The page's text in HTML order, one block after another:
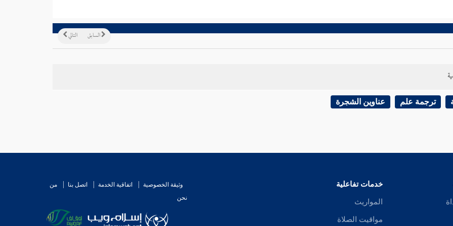
التالي السابق
ترجمة علم عناوين الشجرة
خدمات تفاعلية
المواريث
مواقيت الصلاة
وثيقة الخصوصية اتفاقية الخدمة اتصل بنا
من
نحن